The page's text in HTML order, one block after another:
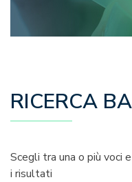
RICERCA
Scegli tra una o più voci
i risultati